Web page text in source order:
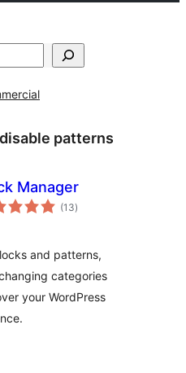
disable patterns
Manager
(13valutazioni
totali
)
and patterns,
categories
your WordPress